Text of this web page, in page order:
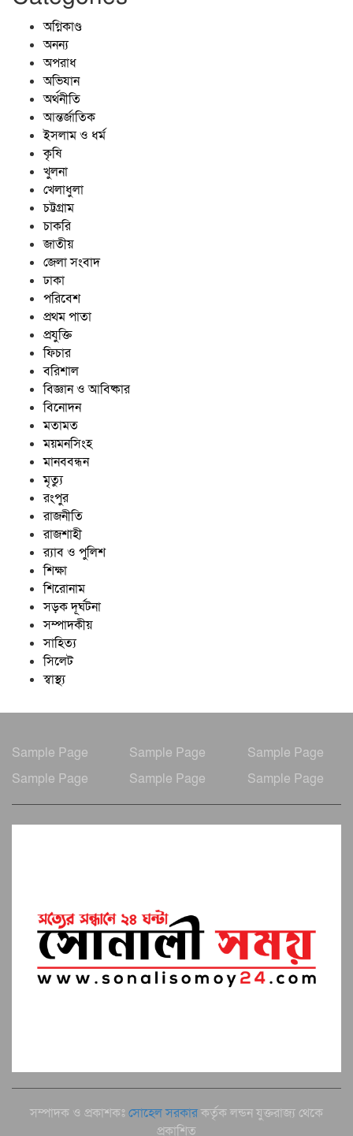
অগ্নিকাণ্ড
অনন্য
অপরাধ
অভিযান
অর্থনীতি
আন্তর্জাতিক
ইসলাম ও ধর্ম
কৃষি
খুলনা
খেলাধুলা
চট্টগ্রাম
চাকরি
জাতীয়
জেলা সংবাদ
ঢাকা
পরিবেশ
প্রথম পাতা
প্রযুক্তি
ফিচার
বরিশাল
বিজ্ঞান ও আবিষ্কার
বিনোদন
মতামত
ময়মনসিংহ
মানববন্ধন
মৃত্যু
রংপুর
রাজনীতি
রাজশাহী
র‍্যাব ও পুলিশ
শিক্ষা
শিরোনাম
সড়ক দূর্ঘটনা
সম্পাদকীয়
সাহিত্য
সিলেট
স্বাস্থ্য
Sample Page Sample Page
Sample Page
Sample Page
Sample Page Sample Page
সম্পাদক ও প্রকাশকঃ সোহেল সরকারকর্তৃক লন্ডন যুক্তরাজ্য থেকে
প্রকাশিত